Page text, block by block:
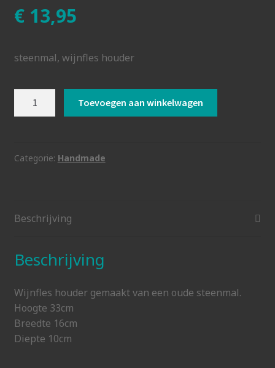
€13,95
steenmal, wijnfles houder
Toevoegen aan winkelwagen
Categorie: Handmade
Beschrijving
Beschrijving
Wijnfles houder gemaakt van een oude steenmal.
Hoogte 33cm
Breedte 16cm
Diepte 10cm